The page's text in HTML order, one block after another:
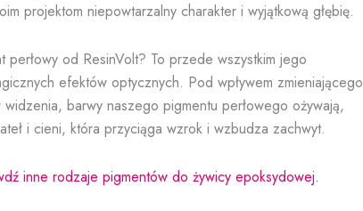
projektom niepowtarzalny charakter i wyjątkową głębię.
perłowy od ResinVolt? To przede wszystkim jego
efektów optycznych. Pod wpływem zmieniającego
widzenia, barwy naszego pigmentu perłowego ożywają,
i cieni, która przyciąga wzrok i wzbudza zachwyt.
inne rodzaje pigmentów do żywicy epoksydowej.